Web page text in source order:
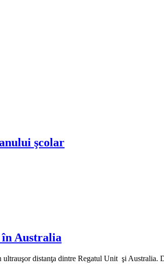
şcolar
Australia
distanţa dintre Regatul Unit şi Australia.